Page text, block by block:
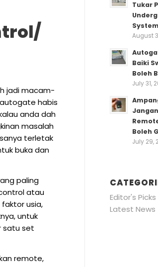
jadi macam-
habis
anda dah
masalah
terletak
buka dan
paling
atau
usia,
untuk
satu set
remote,
Tukar
August
Baiki
Boleh
July 31,
Boleh
July 29,
Editor's Picks
Latest News